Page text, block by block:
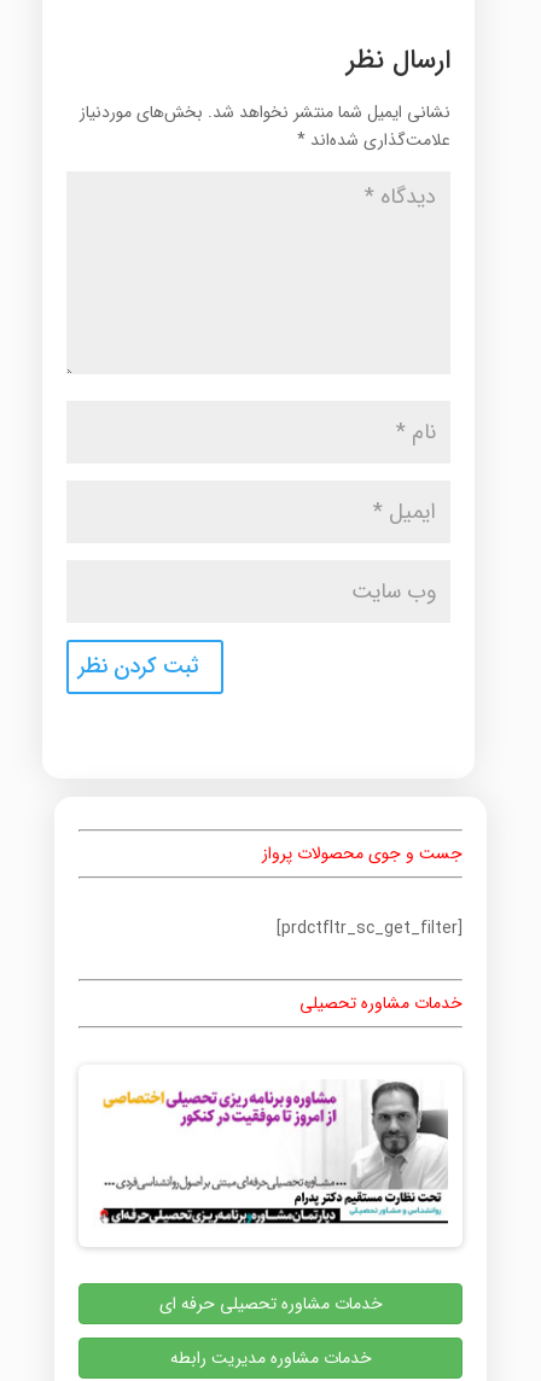
ارسال نظر
نشانی ایمیل شما منتشر نخواهد شد. بخش‌های موردنیاز
علامت‌گذاری شده‌اند *
جست و جوی محصولات پرواز
[prdctfltr_sc_get_filter]
خدمات مشاوره تحصیلی
خدمات مشاوره تحصیلی حرفه ای
خدمات مشاوره مدیریت رابطه